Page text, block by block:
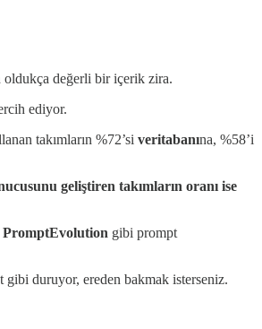
oldukça değerli bir içerik zira.
ediyor.
takımların %72’si veritabanına, %58’i
geliştiren takımların oranı ise
PromptEvolution gibi prompt
gibi duruyor, ereden bakmak isterseniz.